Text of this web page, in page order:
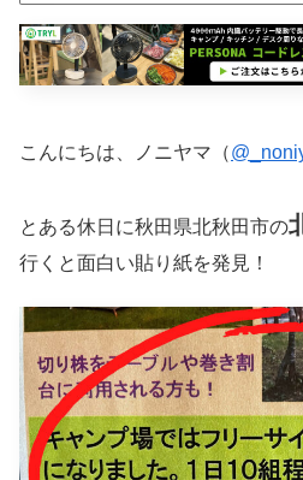
こんにちは、ノニヤマ（
とある休日に秋田県北秋田市の
行くと面白い貼り紙を発見！